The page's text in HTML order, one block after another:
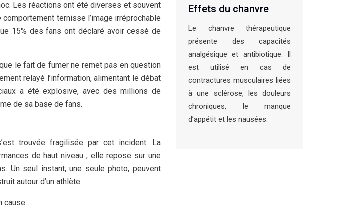
Les réactions ont été diverses et souvent
ternisse l’image irréprochable
15% des fans ont déclaré avoir cessé de
le fait de fumer ne remet pas en question
relayé l’information, alimentant le débat
a été explosive, avec des millions de
de sa base de fans.
trouvée fragilisée par cet incident. La
de haut niveau ; elle repose sur une
Un seul instant, une seule photo, peuvent
autour d’un athlète.
cause.
Effets du chanvre
Le chanvre thérapeutique
présente des capacités
analgésique et antibiotique. Il
est utilisé en cas de
contractures musculaires liées
à une sclérose, les douleurs
chroniques, le manque
d’appétit et les nausées.